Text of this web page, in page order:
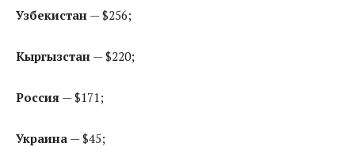
Узбекистан — $256;
Кыргызстан — $220;
Россия — $171;
Украина — $45;